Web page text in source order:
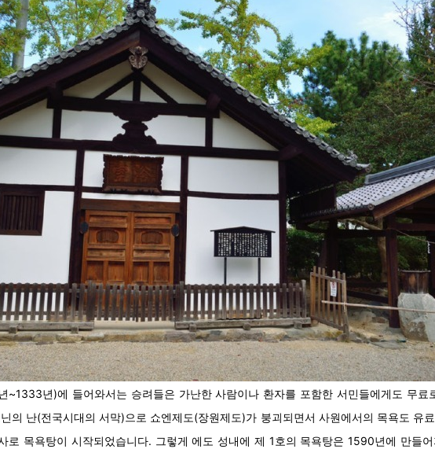
~1333년)에 들어와서는 승려들은 가난한 사람이나 환자를 포함한 서민들에게도 무
의 난(전국시대의 서막)으로 쇼엔제도(장원제도)가 붕괴되면서 사원에서의 목욕도 유
로 목욕탕이 시작되었습니다. 그렇게 에도 성내에 제 1호의 목욕탕은 1590년에 만들